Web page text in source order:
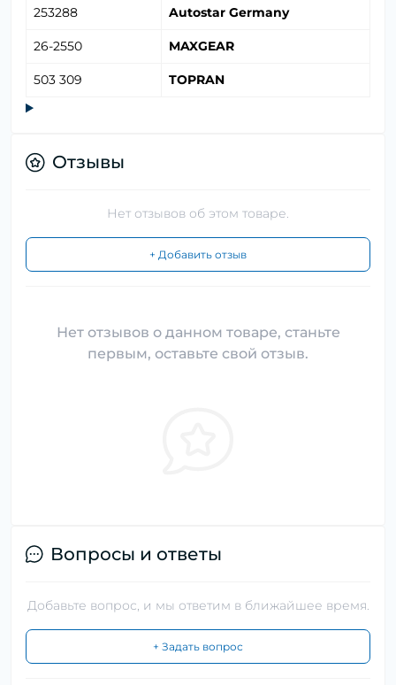
253288 Autostar Germany
26-2550 MAXGEAR
503 309 TOPRAN
Отзывы
Нет отзывов об этом товаре.
+ Добавить отзыв
Нет отзывов о данном товаре, станьте
первым, оставьте свой отзыв.
Вопросы и ответы
Добавьте вопрос, и мы ответим в ближайшее время.
+ Задать вопрос